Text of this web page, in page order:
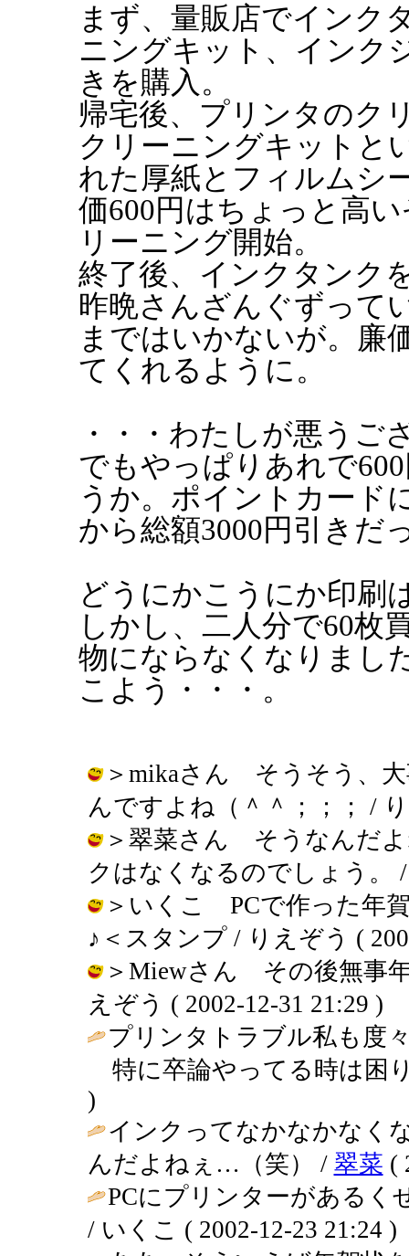
まず、量販店でインク
ニングキット、インク
きを購入。
帰宅後、プリンタのク
クリーニングキットと
れた厚紙とフィルムシ
価600円はちょっと高
リーニング開始。
終了後、インクタンク
昨晩さんざんぐずって
まではいかないが。廉
てくれるように。
・・・わたしが悪うご
でもやっぱりあれで
うか。ポイントカード
から総額3000円引きだ
どうにかこうにか印刷
しかし、二人分で60枚
物にならなくなりまし
こよう・・・。
＞mikaさん そうそう、
んですよね（＾＾；；； /
＞翠菜さん そうなんだよ
クはなくなるのでしょう。
＞いくこ PCで作った年
♪＜スタンプ / りえぞう (
＞Miewさん その後無事
えぞう ( 2002-12-31 21:29 )
プリンタトラブル私も度
特に卒論やってる時は困
)
インクってなかなかなく
んだよねぇ…（笑） / 翠菜 (
PCにプリンターがあるく
/ いくこ ( 2002-12-23 21:24 )